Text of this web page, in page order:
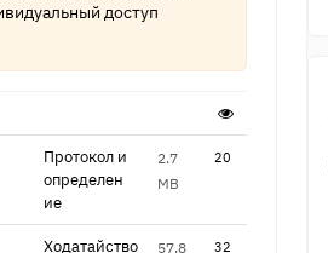
доступ
Протокол и
определен​
ие
2.7
MB
20
Ходатайство 57.8 32